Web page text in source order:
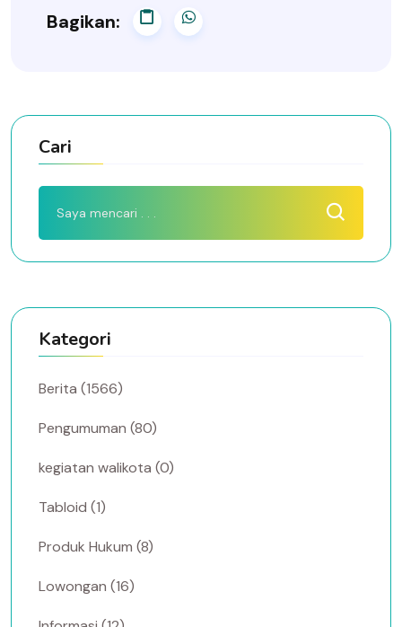
Bagikan:
Cari
Kategori
Berita (1566)
Pengumuman (80)
kegiatan walikota (0)
Tabloid (1)
Produk Hukum (8)
Lowongan (16)